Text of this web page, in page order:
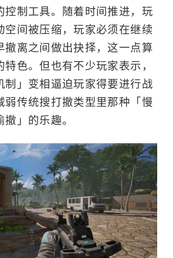
控制工具。随着时间推进，玩
空间被压缩，玩家必须在继续
撤离之间做出抉择，这一点算
色。但也有不少玩家表示，
制」变相逼迫玩家得要进行战
弱传统搜打撤类型里那种「慢
」的乐趣。